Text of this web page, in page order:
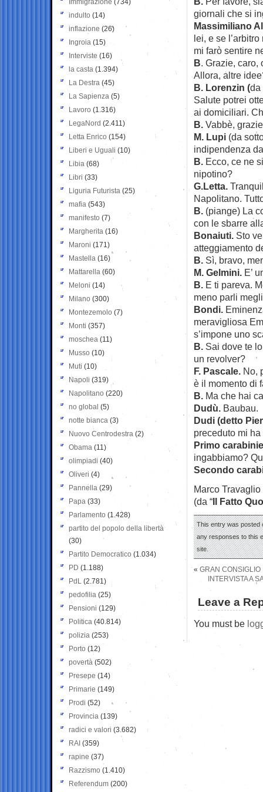
giornali che si
Massimiliano
lei, e se
mi farò sentire
B. Grazie,
Allora, altre
B. Lorenzin (da
Salute potrei
ai domiciliari.
B. Vabbè,
M. Lupi (da
indipendenza
B. Ecco, ce ne
nipotino?
G.Letta.
Napolitano.
B. (piange) La
con le sbarre
Bonaiuti. Sto
atteggiamento
B. Sì, bravo,
M. Gelmini. E’
B. E ti pareva.
meno parli
Bondi.
meravigliosa
s’impone uno
B. Sai dove te
un revolver?
F. Pascale. No,
è il momento di
B. Ma che hai
Dudù. Baubau.
Dudi (detto
preceduto mi
Primo
ingabbiamo?
Secondo
Marco Travaglio
(da “Il Fatto
This entry was posted
any responses to this
site.
« GRAN CONSIGLIO
INTERVISTA A
Leave a
You must be
Immigrazione (734)
indulto (14)
inflazione (26)
Ingroia (15)
Interviste (16)
la casta (1.394)
La Destra (45)
La Sapienza (5)
Lavoro (1.316)
LegaNord (2.411)
Letta Enrico (154)
Liberi e Uguali (10)
Libia (68)
Libri (33)
Liguria Futurista (25)
mafia (543)
manifesto (7)
Margherita (16)
Maroni (171)
Mastella (16)
Mattarella (60)
Meloni (14)
Milano (300)
Montezemolo (7)
Monti (357)
moschea (11)
Musso (10)
Muti (10)
Napoli (319)
Napolitano (220)
no global (5)
notte bianca (3)
Nuovo Centrodestra (2)
Obama (11)
olimpiadi (40)
Oliveri (4)
Pannella (29)
Papa (33)
Parlamento (1.428)
partito del popolo della libertà
(30)
Partito Democratico (1.034)
PD (1.188)
PdL (2.781)
pedofilia (25)
Pensioni (129)
Politica (40.814)
polizia (253)
Porto (12)
povertà (502)
Presepe (14)
Primarie (149)
Prodi (52)
Provincia (139)
radici e valori (3.682)
RAI (359)
rapine (37)
Razzismo (1.410)
Referendum (200)